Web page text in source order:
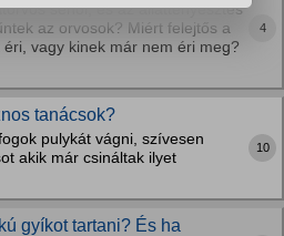
sehol, és az állattenyésztés
az orvosok? Miért felejtős a
vagy kinek már nem éri meg?
4
tanácsok?
pulykát vágni, szívesen
akik már csináltak ilyet
10
gyíkot tartani? És ha